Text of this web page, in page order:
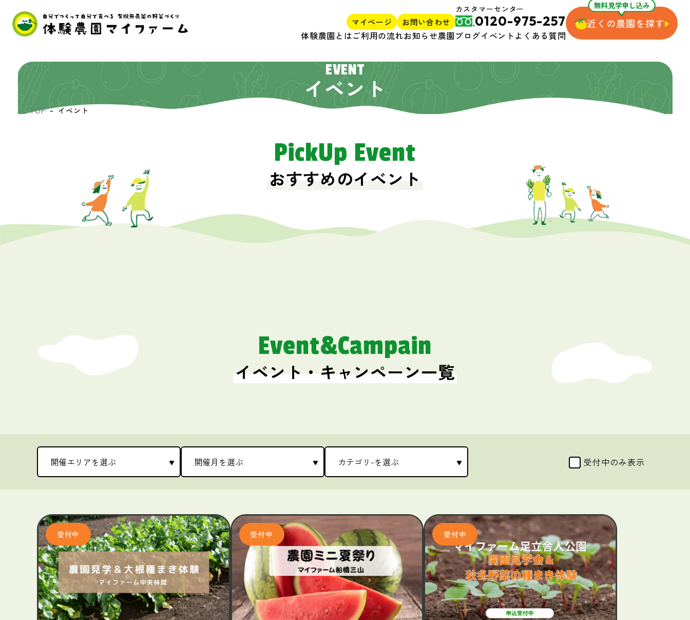
マイページ お問い合わせ
カスタマーセンター
0120-975-257
体験農園とはご利用の流れお知らせ農園ブログイベントよくある質問
無料見学申し込み
近くの農園を探す
EVENT
イベント
TOP イベント
PickUp Event
おすすめのイベント
Event&Campain
イベント・キャンペーン一覧
受付中のみ表示